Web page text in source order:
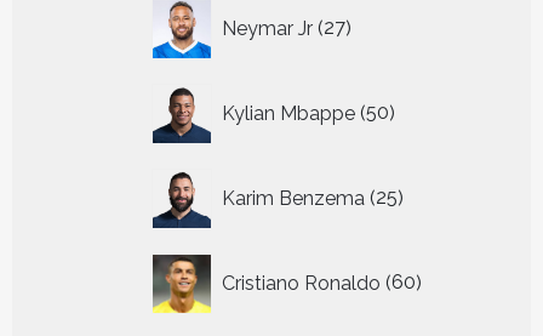
Neymar Jr 27
producten
Kylian Mbappe 50
producten
Karim Benzema 25
producten
Cristiano Ronaldo 60
producten